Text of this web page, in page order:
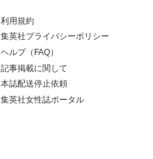
利用規約
集英社プライバシーポリシー
ヘルプ（FAQ）
記事掲載に関して
本誌配送停止依頼
集英社女性誌ポータル